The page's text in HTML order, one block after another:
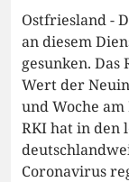
Ostfriesland -
an diesem
gesunken.
Wert der
und Woche
RKI hat in den
Coronavirus